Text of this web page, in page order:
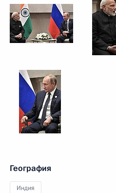
География
Индия